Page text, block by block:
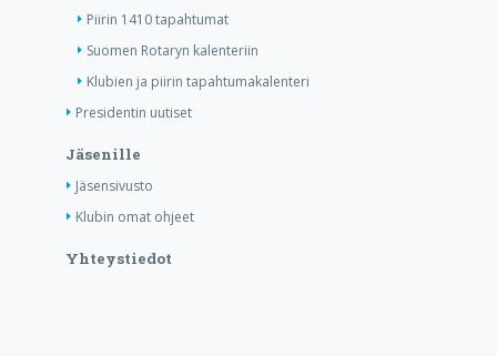
Piirin 1410 tapahtumat
Suomen Rotaryn kalenteriin
Klubien ja piirin tapahtumakalenteri
Presidentin uutiset
Jäsenille
Jäsensivusto
Klubin omat ohjeet
Yhteystiedot